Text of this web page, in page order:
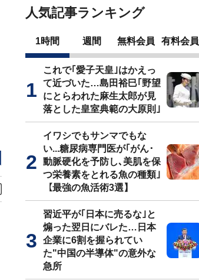
人気記事ランキング
1時間 週間 無料会員 有料会員
これで｢愛子天皇｣はかえっ
て近づいた…島田裕巳｢野望
にとらわれた麻生太郎が見
落とした皇室典範の大原則｣
イワシでもサンマでもな
い...糖尿病専門医が｢がん･
動脈硬化を予防し､美肌を保
つ栄養素をとれる魚の種類｣
【最強の魚活術3選】
習近平が｢日本に売るな｣と
煽った翌日にバレた…日本
企業に6割を握られてい
た"中国の半導体"の意外な
急所